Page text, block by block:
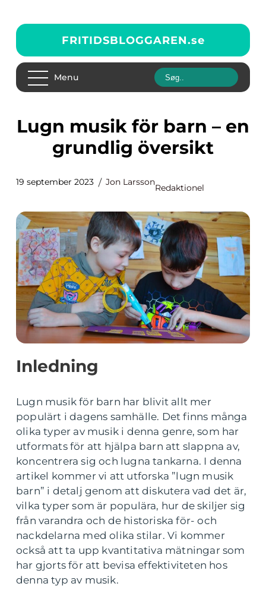
FRITIDSBLOGGAREN.se
Menu
Lugn musik för barn – en
grundlig översikt
19 september 2023 Jon Larsson
Redaktionel
Inledning
Lugn musik för barn har blivit allt mer
populärt i dagens samhälle. Det finns många
olika typer av musik i denna genre, som har
utformats för att hjälpa barn att slappna av,
koncentrera sig och lugna tankarna. I denna
artikel kommer vi att utforska ”lugn musik
barn” i detalj genom att diskutera vad det är,
vilka typer som är populära, hur de skiljer sig
från varandra och de historiska för- och
nackdelarna med olika stilar. Vi kommer
också att ta upp kvantitativa mätningar som
har gjorts för att bevisa effektiviteten hos
denna typ av musik.